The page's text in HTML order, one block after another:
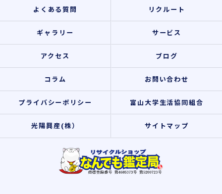
よくある質問 リクルート
ギャラリー サービス
アクセス ブログ
コラム お問い合わせ
プライバシーポリシー 富山大学生活協同組合
光陽興産(株） サイトマップ